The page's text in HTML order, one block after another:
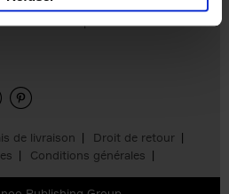
de livraison
Droit de retour
Conditions générales
idées de lecture, de